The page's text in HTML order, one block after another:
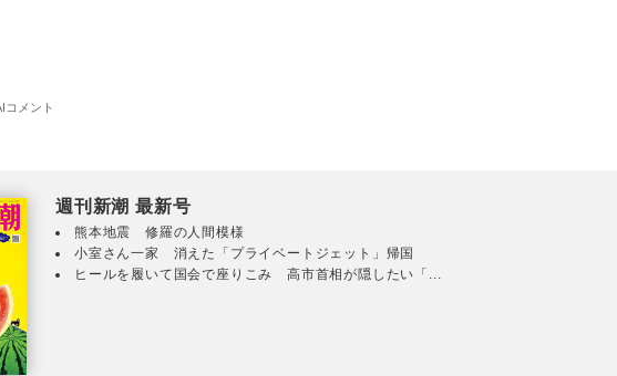
週刊新潮 最新号
熊本地震 修羅の人間模様
小室さん一家 消えた「プライベートジェット」帰国
ヒールを履いて国会で座りこみ 高市首相が隠したい「...